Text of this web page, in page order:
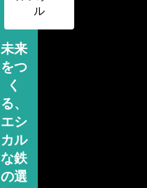
未来
をつ
く
る、
エシ
カル
な鉄
の選